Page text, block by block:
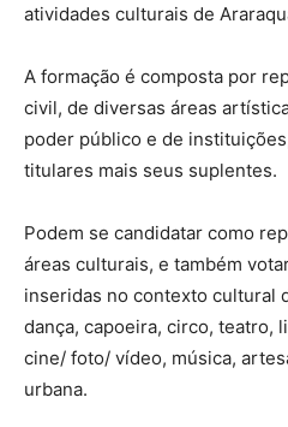
atividades culturais de
A formação é composta por
civil, de diversas áreas
poder público e de
titulares mais seus suplentes.
Podem se candidatar como
áreas culturais, e também
inseridas no contexto cultural
dança, capoeira, circo, teatro,
cine/ foto/ vídeo, música,
urbana.